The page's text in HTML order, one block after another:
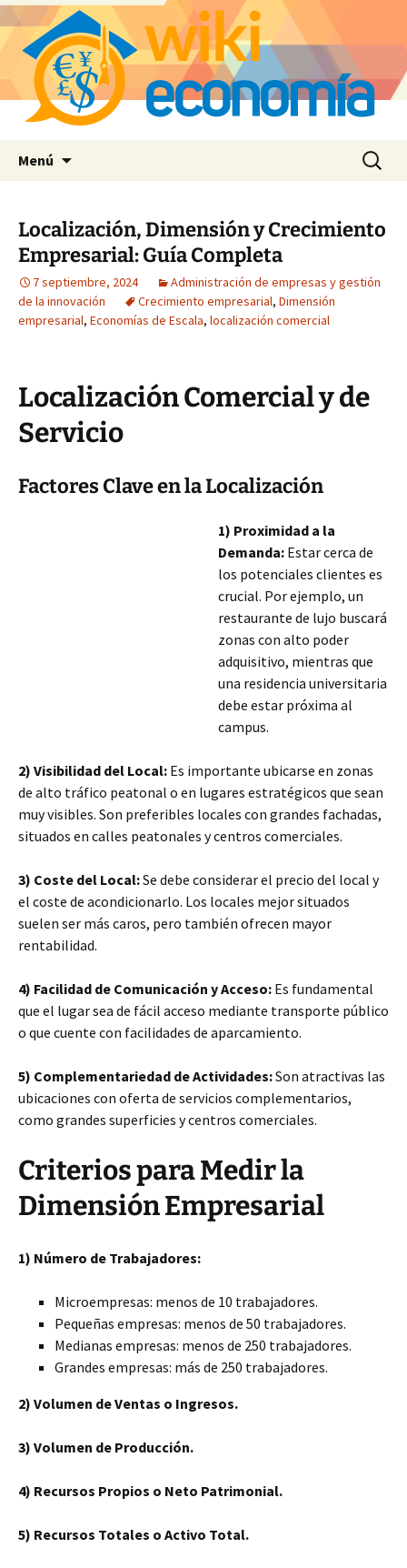
Menú Buscar:
Localización, Dimensión y Crecimiento
Empresarial: Guía Completa
7 septiembre, 2024
Administración de empresas y gestión
de la innovación
Crecimiento empresarial, Dimensión
empresarial, Economías de Escala, localización comercial
Localización Comercial y de
Servicio
Factores Clave en la Localización
1) Proximidad a la
Demanda: Estar cerca de
los potenciales clientes es
crucial. Por ejemplo, un
restaurante de lujo buscará
zonas con alto poder
adquisitivo, mientras que
una residencia universitaria
debe estar próxima al
campus.
2) Visibilidad del Local: Es importante ubicarse en zonas
de alto tráfico peatonal o en lugares estratégicos que sean
muy visibles. Son preferibles locales con grandes fachadas,
situados en calles peatonales y centros comerciales.
3) Coste del Local:Se debe considerar el precio del local y
el coste de acondicionarlo. Los locales mejor situados
suelen ser más caros, pero también ofrecen mayor
rentabilidad.
4) Facilidad de Comunicación y Acceso: Es fundamental
que el lugar sea de fácil acceso mediante transporte público
o que cuente con facilidades de aparcamiento.
5) Complementariedad de Actividades:Son atractivas las
ubicaciones con oferta de servicios complementarios,
como grandes superficies y centros comerciales.
Criterios para Medir la
Dimensión Empresarial
1) Número de Trabajadores:
Microempresas: menos de 10 trabajadores.
Pequeñas empresas: menos de 50 trabajadores.
Medianas empresas: menos de 250 trabajadores.
Grandes empresas: más de 250 trabajadores.
2) Volumen de Ventas o Ingresos.
3) Volumen de Producción.
4) Recursos Propios o Neto Patrimonial.
5) Recursos Totales o Activo Total.